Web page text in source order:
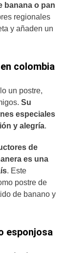
banana o pan
regionales
y añaden un
colombia
un postre,
Su
especiales
y alegría.
de
es una
. Este
postre de
de banano y
esponjosa